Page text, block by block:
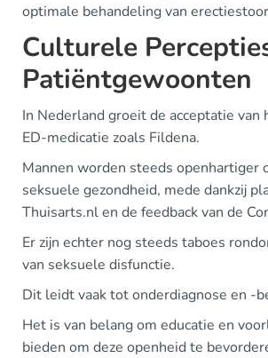
optimale behandeling van
Culturele
Patiëntgewoonten
In Nederland groeit de acceptatie van
ED-medicatie zoals Fildena.
Mannen worden steeds openhartiger
seksuele gezondheid, mede dankzij
Thuisarts.nl en de feedback van de
Er zijn echter nog steeds taboes
van seksuele disfunctie.
Dit leidt vaak tot onderdiagnose en -
Het is van belang om educatie en
bieden om deze openheid te